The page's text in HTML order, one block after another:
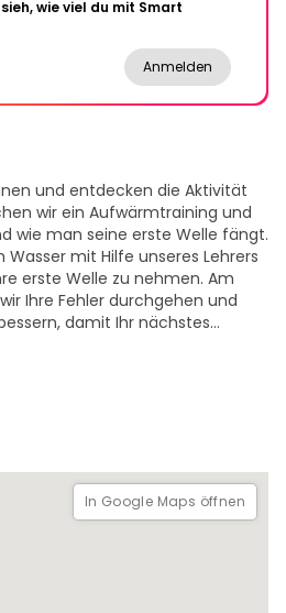
wie viel du mit Smart
Anmelden
und entdecken die Aktivität
wir ein Aufwärmtraining und
wie man seine erste Welle fängt.
mit Hilfe unseres Lehrers
erste Welle zu nehmen. Am
Ihre Fehler durchgehen und
damit Ihr nächstes
Wir werden auch Fotos
In Google Maps öffnen